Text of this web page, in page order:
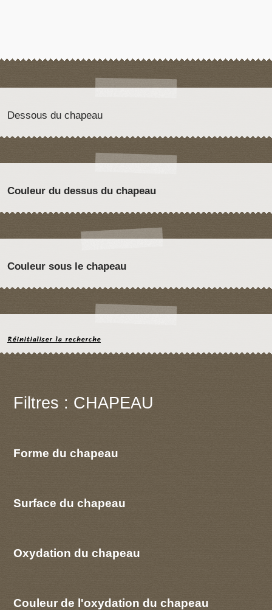
Dessous du chapeau
Couleur du dessus du chapeau
Couleur sous le chapeau
Réinitialiser la recherche
Filtres : CHAPEAU
Forme du chapeau
Surface du chapeau
Oxydation du chapeau
Couleur de l'oxydation du chapeau